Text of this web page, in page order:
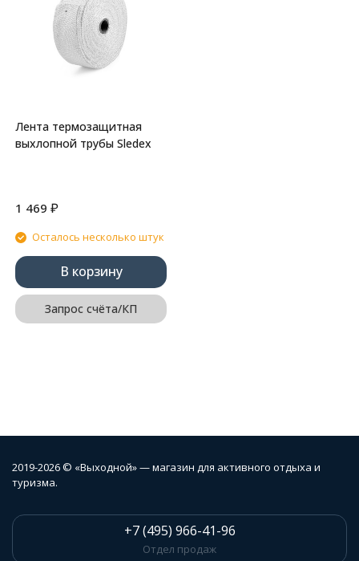
Лента термозащитная
выхлопной трубы Sledex
1 469 ₽
Осталось несколько штук
В корзину
Запрос счёта/КП
2019-2026 © «Выходной» — магазин для активного отдыха и
туризма.
+7 (495) 966-41-96
Отдел продаж